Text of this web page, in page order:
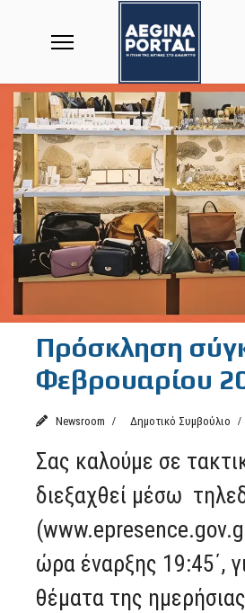
Πρόσκληση
Φεβρουαρίου
Newsroom Δημοτικό Συμβούλιο
Σας καλούμε σε
διεξαχθεί μέσω
ώρα έναρξης 19:45΄,
θέματα της